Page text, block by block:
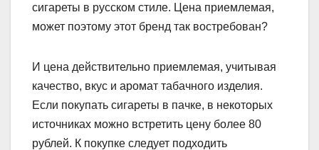
сигареты в русском стиле. Цена приемлемая,
может поэтому этот бренд так востребован?
И цена действительно приемлемая, учитывая
качество, вкус и аромат табачного изделия.
Если покупать сигареты в пачке, в некоторых
источниках можно встретить цену более 80
рублей. К покупке следует подходить